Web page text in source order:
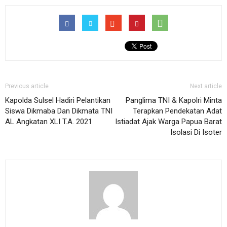
Previous article
Kapolda Sulsel Hadiri Pelantikan
Siswa Dikmaba Dan Dikmata TNI
AL Angkatan XLI T.A. 2021
Next article
Panglima TNI & Kapolri Minta
Terapkan Pendekatan Adat
Istiadat Ajak Warga Papua Barat
Isolasi Di Isoter